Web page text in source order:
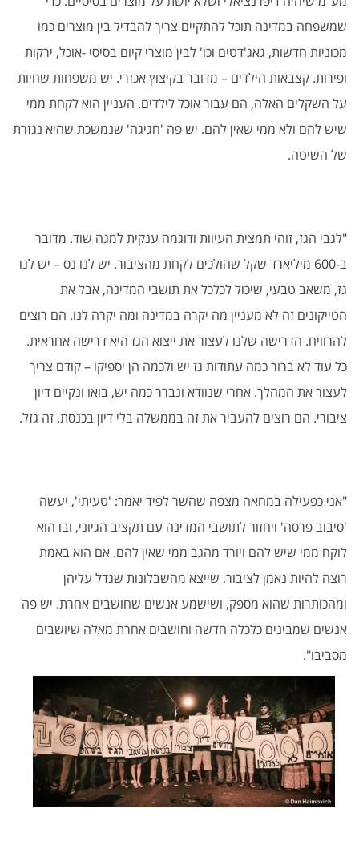
שמשפחה במדינה תוכל להתקיים צריך להבדיל בין מוצרים כמו
מכוניות חדשות, גאג'דטים וכו' לבין מוצרי קיום בסיסי -אוכל, ירקות
ופירות. קצבאות הילדים – מדובר בקיצוץ אכזרי. יש משפחות שחיות
על השקלים האלה, הם עבור אוכל לילדים. העניין הוא לקחת ממי
שיש להם ולא ממי שאין להם. יש פה 'חגיגה' שנמשכת שהיא נגזרת
של השיטה.
"לגבי הגז, זוהי תמצית העיוות ודוגמה ענקית למגה שוד. מדובר
ב-600 מיליארד שקל שהולכים לקחת מהציבור. יש לנו נס – יש לנו
גז, משאב טבעי, שיכול לכלכל את תושבי המדינה, אבל את
הטייקונים זה לא מעניין מה יקרה במדינה ומה יקרה לנו. הם רוצים
להרוויח. הדרישה שלנו לעצור את ייצוא הגז היא דרישה אחראית.
כל עוד לא ברור כמה עתודות גז יש ולכמה הן יספיקו – קודם צריך
לעצור את המהלך. אחרי שנוודא ונברר כמה יש, בואו ונקיים דיון
ציבורי. הם רוצים להעביר את זה בממשלה בלי דיון בכנסת. זה גזל.
"אני כפעילה במחאה מצפה שהשר לפיד יאמר: 'טעיתי', יעשה
'סיבוב פרסה' ויחזור לתושבי המדינה עם תקציב הגיוני, ובו הוא
לוקח ממי שיש להם ויורד מהגב ממי שאין להם. אם הוא באמת
רוצה להיות נאמן לציבור, שייצא מהשבלונות שגדל עליהן
ומהכותרות שהוא מספק, ושישמע אנשים שחושבים אחרת. יש פה
אנשים שמבינים כלכלה חדשה וחושבים אחרת מאלה שיושבים
מסביבו".